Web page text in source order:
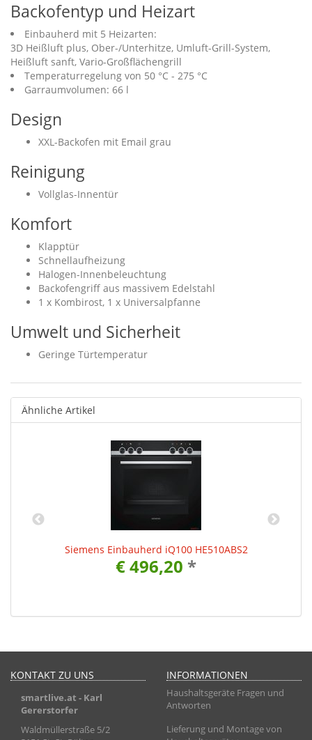
Backofentyp und Heizart
Einbauherd mit 5 Heizarten:
3D Heißluft plus, Ober-/Unterhitze, Umluft-Grill-System,
Heißluft sanft, Vario-Großflächengrill
Temperaturregelung von 50 °C - 275 °C
Garraumvolumen: 66 l
Design
XXL-Backofen mit Email grau
Reinigung
Vollglas-Innentür
Komfort
Klapptür
Schnellaufheizung
Halogen-Innenbeleuchtung
Backofengriff aus massivem Edelstahl
1 x Kombirost, 1 x Universalpfanne
Umwelt und Sicherheit
Geringe Türtemperatur
Ähnliche Artikel
Siemens Einbauherd iQ100 HE510ABS2
€ 496,20 *
KONTAKT ZU UNS
smartlive.at - Karl
Gererstorfer
Waldmüllerstraße 5/2
INFORMATIONEN
Haushaltsgeräte Fragen und
Antworten
Lieferung und Montage von